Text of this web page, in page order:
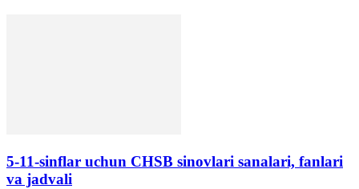
5-11-sinflar uchun CHSB sinovlari sanalari, fanlari
va jadvali